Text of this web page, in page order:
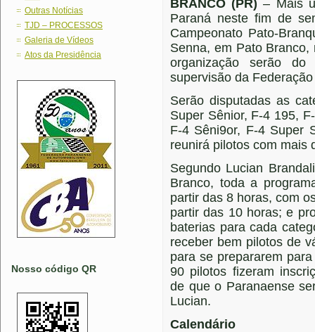
Outras Notícias
TJD – PROCESSOS
Galeria de Vídeos
Atos da Presidência
Nosso código QR
BRANCO (PR) – Mais
Paraná neste fim de
Campeonato Pato-
Senna, em Pato
organização serão
supervisão da
Serão disputadas as
Super Sênior, F-4 195,
F-4 Sêni9or, F-4 Super
reunirá pilotos com mais
Segundo Lucian
Branco, toda a
partir das 8 horas, com
partir das 10 horas; e
baterias para cada
receber bem pilotos de
para se prepararem
90 pilotos fizeram
de que o Paranaense
Lucian.
Calendário